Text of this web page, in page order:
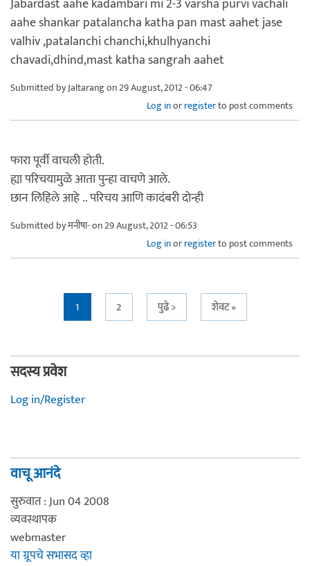
aahe shankar patalancha katha pan mast aahet jase
valhiv ,patalanchi chanchi,khulhyanchi
chavadi,dhind,mast katha sangrah aahet
Submitted byJaltarangon 29 August, 2012 - 06:47
Log inorregisterto post comments
फारा पूर्वी वाचली होती.
ह्या परिचयामुळे आता पुन्हा वाचणे आले.
छान लिहिले आहे .. परिचय आणि कादंबरी दोन्ही
Submitted byमनीषा-on 29 August, 2012 - 06:53
Log inorregisterto post comments
1 2 पुढे > शेवट »
सदस्य प्रवेश
Log in/Register
वाचू आनंदे
सुरुवात : Jun 04 2008
व्यवस्थापक
webmaster
या ग्रूपचे सभासद व्हा